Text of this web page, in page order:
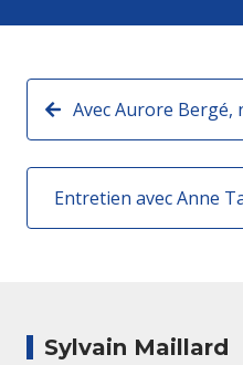
Sylvain Maillard